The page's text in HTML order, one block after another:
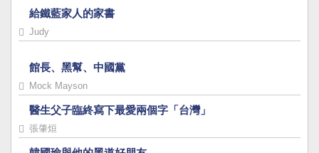
給鐵藍家人的家書
Judy
館長、黑幫、中國黨
Mock Mayson
醫生父子臨終寫下最愛兩個字「台灣」
張肇烜